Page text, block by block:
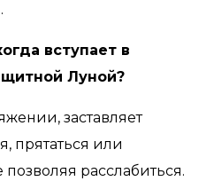
вступает в
Луной?
заставляет
прятаться или
расслабиться.